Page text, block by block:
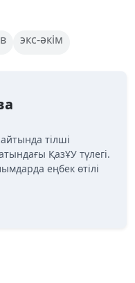
экс-әкім
тілші
ҚазҰУ түлегі.
еңбек өтілі